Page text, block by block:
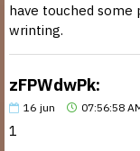
have touched some
wrinting.
zFPWdwPk:
16 jun 07:56:58
1